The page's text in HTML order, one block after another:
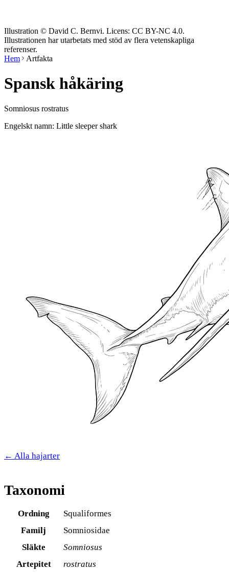
Illustration © David C. Bernvi. Licens: CC BY-NC 4.0.
Illustrationen har utarbetats med stöd av flera vetenskapliga
referenser.
Hem
Artfakta
Spansk håkäring
Somniosus rostratus
Engelskt namn: Little sleeper shark
← Alla hajarter
Taxonomi
Ordning
Squaliformes
Familj
Somniosidae
Släkte
Somniosus
Artepitet
rostratus